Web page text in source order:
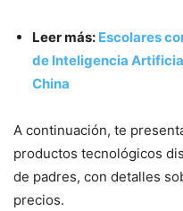
Leer más: Escolares
de Inteligencia
China
A continuación, te
productos tecnológicos
de padres, con detalles
precios.